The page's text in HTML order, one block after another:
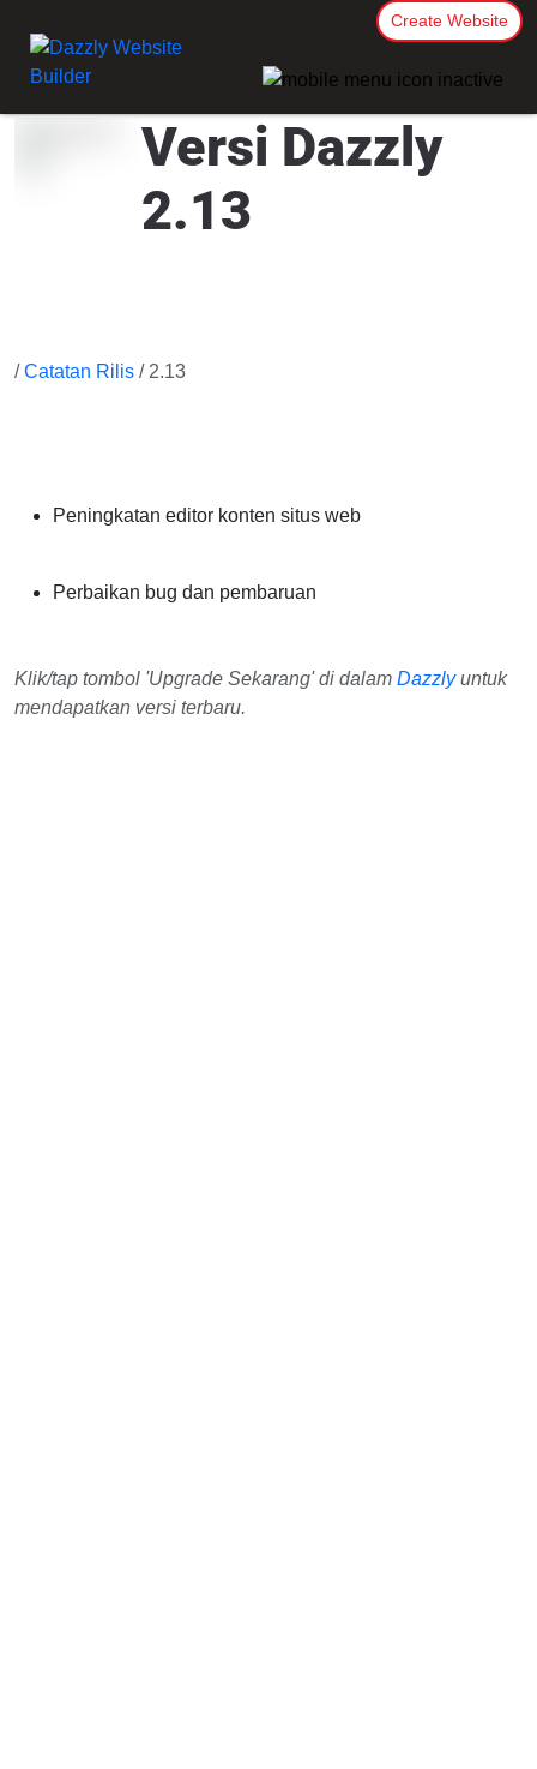
Create Website
Versi Dazzly
2.13
/Catatan Rilis / 2.13
Peningkatan editor konten situs web
Perbaikan bug dan pembaruan
Klik/tap tombol 'Upgrade Sekarang' di dalam Dazzlyuntuk
mendapatkan versi terbaru.